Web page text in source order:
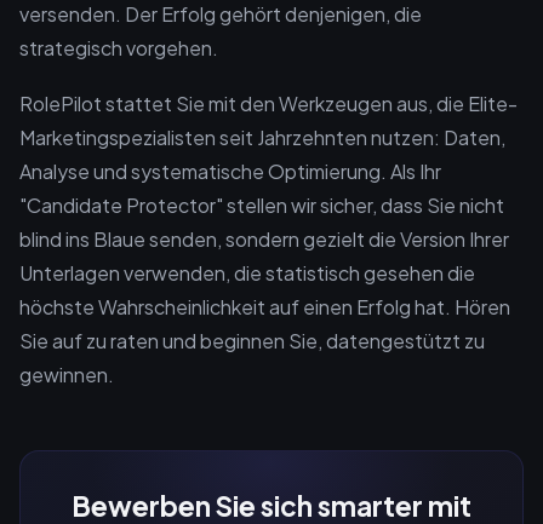
versenden. Der Erfolg gehört denjenigen, die
strategisch vorgehen.
RolePilot stattet Sie mit den Werkzeugen aus, die Elite-
Marketingspezialisten seit Jahrzehnten nutzen: Daten,
Analyse und systematische Optimierung. Als Ihr
"Candidate Protector" stellen wir sicher, dass Sie nicht
blind ins Blaue senden, sondern gezielt die Version Ihrer
Unterlagen verwenden, die statistisch gesehen die
höchste Wahrscheinlichkeit auf einen Erfolg hat. Hören
Sie auf zu raten und beginnen Sie, datengestützt zu
gewinnen.
Bewerben Sie sich smarter mit